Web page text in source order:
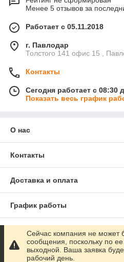
Менее 5 отзывов за
Работает с 05.11.2018
г. Павлодар
Толстого 141 офис 15 ,
Контакты
Сегодня работает с 08:30
Показать весь график
О нас
Контакты
Доставка и оплата
График работы
Полная версия сайта
Сайт создан на маркетплейсе
Сейчас компания не может
сообщения, поскольку по
выходной. Ваша заявка
рабочий день.